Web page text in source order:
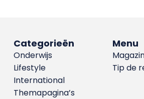
Menu
Tip de
Categorieën
Onderwijs
Lifestyle
International
Themapagina’s